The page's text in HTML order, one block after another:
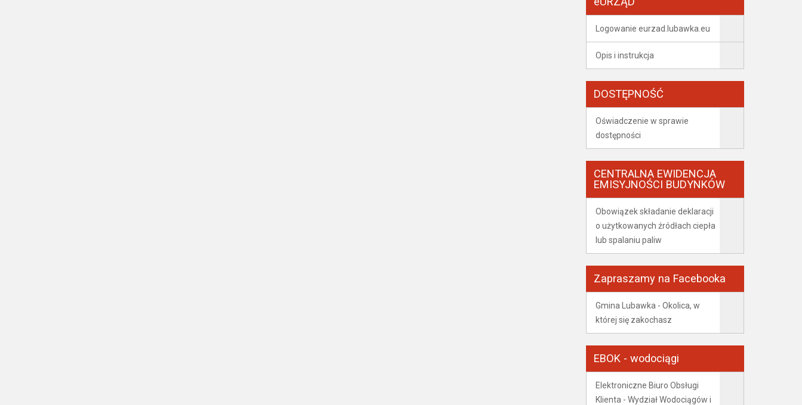
Logowanie eurzad.lubawka.eu
Opis i instrukcja
DOSTĘPNOŚĆ
Oświadczenie w sprawie
dostępności
CENTRALNA EWIDENCJA
EMISYJNOŚCI BUDYNKÓW
Obowiązek składanie deklaracji
o użytkowanych źródłach ciepła
lub spalaniu paliw
Zapraszamy na Facebooka
Gmina Lubawka - Okolica, w
której się zakochasz
EBOK - wodociągi
Elektroniczne Biuro Obsługi
Klienta - Wydział Wodociągów i